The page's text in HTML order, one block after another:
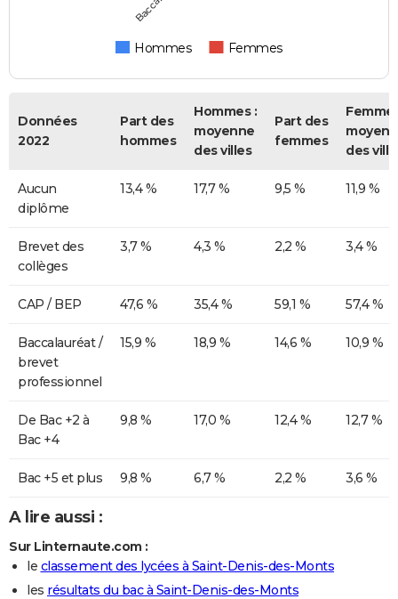
Hommes Femmes
Données
2022
Part des
hommes
Hommes :
moyenne
des villes
Part des
femmes
des
Aucun
diplôme
13,4 % 17,7 % 9,5 % 11,9 %
Brevet des
collèges
3,7 % 4,3 % 2,2 % 3,4 %
CAP / BEP 47,6 % 35,4 % 59,1 % 57,4 %
Baccalauréat /
brevet
professionnel
15,9 % 18,9 % 14,6 % 10,9 %
De Bac +2 à
Bac +4
9,8 % 17,0 % 12,4 % 12,7 %
Bac +5 et plus 9,8 % 6,7 % 2,2 % 3,6 %
A lire aussi :
Sur Linternaute.com :
le classement des lycées à Saint-Denis-des-Monts
les résultats du bac à Saint-Denis-des-Monts